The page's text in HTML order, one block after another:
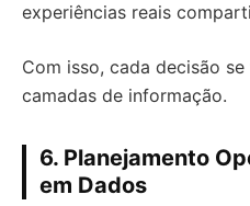
experiências reais
Com isso, cada decisão
camadas de informação.
6. Planejamento
em Dados